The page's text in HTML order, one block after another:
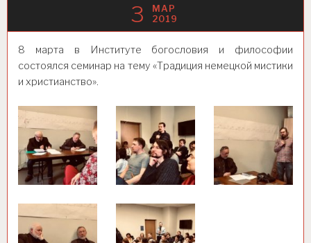
3
МАР
2019
8 марта в Институте богословия и философии
состоялся семинар на тему «Традиция немецкой мистики
и христианство».